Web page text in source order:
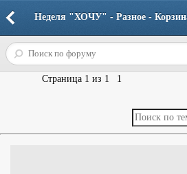
Страница 1 из 1 1